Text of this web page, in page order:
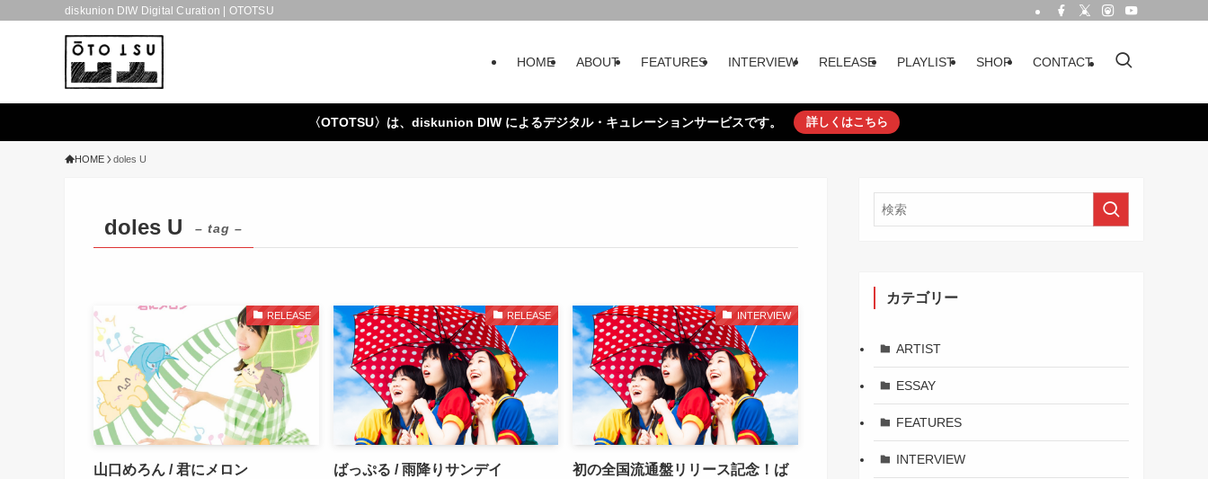
diskunion DIW Digital Curation | OTOTSU
HOME ABOUT FEATURES INTERVIEW RELEASE PLAYLIST SHOP CONTACT
〈OTOTSU〉は、diskunion DIW によるデジタル・キュレーションサービスです。 詳しくはこちら
HOME doles U
doles U – tag –
RELEASE
山口めろん / 君にメロン
RELEASE
ばっぷる / 雨降りサンデイ
INTERVIEW
初の全国流通盤リリース記念！ば
カテゴリー
ARTIST
ESSAY
FEATURES
INTERVIEW